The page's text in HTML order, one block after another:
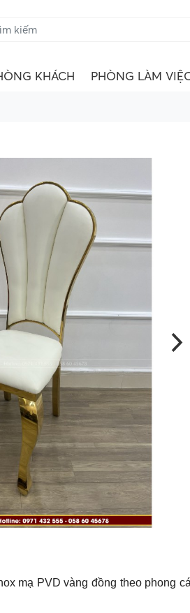
KHÁCH PHÒNG LÀM
mạ PVD vàng đồng theo phong